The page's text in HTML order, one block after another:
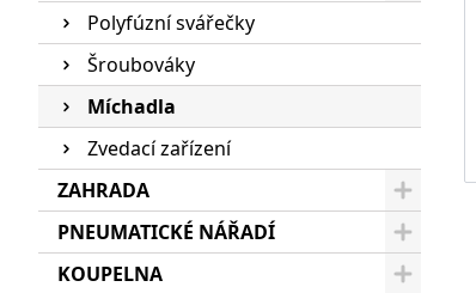
Polyfúzní svářečky
Šroubováky
Míchadla
Zvedací zařízení
ZAHRADA
PNEUMATICKÉ NÁŘADÍ
KOUPELNA